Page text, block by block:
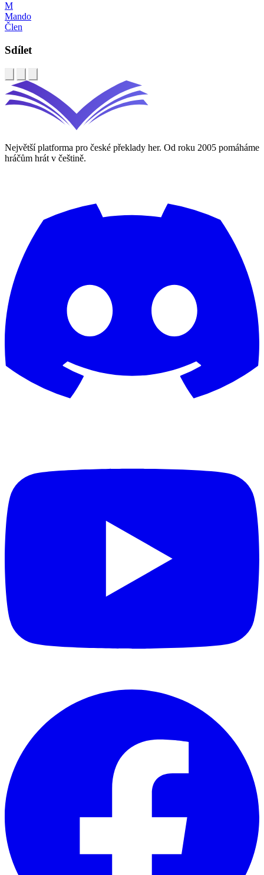
M
Mando
Člen
Sdílet
Největší platforma pro české překlady her. Od roku 2005 pomáháme
hráčům hrát v češtině.